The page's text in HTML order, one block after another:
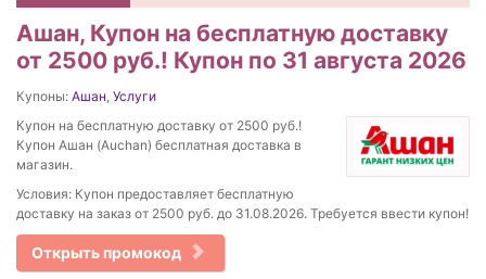
Ашан, Купон на бесплатную доставку
от 2500 руб.! Купон по 31 августа 2026
Купоны: Ашан, Услуги
Купон на бесплатную доставку от 2500 руб.!
Купон Ашан (Auchan) бесплатная доставка в
магазин.
Условия: Купон предоставляет бесплатную
доставку на заказ от 2500 руб. до 31.08.2026. Требуется ввести купон!
Открыть промокод